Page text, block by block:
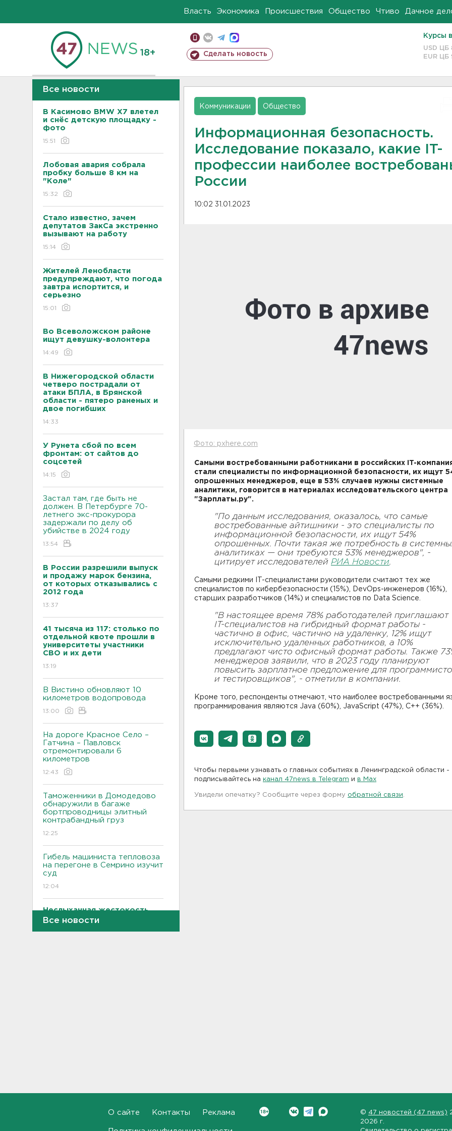
Власть Экономика Происшествия Общество Чтиво Дачное
18+ Сделать новость
Курсы
USD ЦБ
EUR ЦБ
Все новости
В Касимово BMW X7 влетел
и снёс детскую площадку -
фото
15:51
Лобовая авария собрала
пробку больше 8 км на
"Коле"
15:32
Стало известно, зачем
депутатов ЗакСа экстренно
вызывают на работу
15:14
Жителей Ленобласти
предупреждают, что погода
завтра испортится, и
серьезно
15:01
Во Всеволожском районе
ищут девушку-волонтера
14:49
В Нижегородской области
четверо пострадали от
атаки БПЛА, в Брянской
области - пятеро раненых и
двое погибших
14:33
У Рунета сбой по всем
фронтам: от сайтов до
соцсетей
14:15
Застал там, где быть не
должен. В Петербурге 70-
летнего экс-прокурора
задержали по делу об
убийстве в 2024 году
13:54
В России разрешили выпуск
и продажу марок бензина,
от которых отказывались с
2012 года
13:37
41 тысяча из 117: столько по
отдельной квоте прошли в
университеты участники
СВО и их дети
13:19
В Вистино обновляют 10
километров водопровода
13:00
На дороге Красное Село –
Гатчина – Павловск
отремонтировали 6
километров
12:43
Таможенники в Домодедово
обнаружили в багаже
бортпроводницы элитный
контрабандный груз
12:25
Гибель машиниста тепловоза
на перегоне в Семрино изучит
суд
12:04
Неслыханная жестокость.
Депутатов ЗакСа
МВД назвало штрафы
оплатить со скидкой: список
Все новости
Коммуникации Общество
Информационная безопасность.
Исследование показало, какие IT-
профессии наиболее
России
10:02 31.01.2023
Фото: pxhere.com
Самыми востребованными работниками в российских IT-
стали специалисты по информационной безопасности, их ищут
опрошенных менеджеров, еще в 53% случаев нужны системные
аналитики, говорится в материалах исследовательского центра
"Зарплаты.ру".
"По данным исследования, оказалось, что самые
востребованные айтишники - это специалисты по
информационной безопасности, их ищут 54%
опрошенных. Почти такая же потребность в
аналитиках — они требуются 53% менеджеров", -
цитирует исследователей РИА Новости.
Самыми редкими IT-специалистами руководители считают тех же
специалистов по кибербезопасности (15%), DevOps-инженеров (16%),
старших разработчиков (14%) и специалистов по Data Science.
"В настоящее время 78% работодателей приглашают
IT-специалистов на гибридный формат работы -
частично в офис, частично на удаленку, 12% ищут
исключительно удаленных работников, а 10%
предлагают чисто офисный формат работы. Также
менеджеров заявили, что в 2023 году планируют
повысить зарплатное предложение для
и тестировщиков", - отметили в компании.
Кроме того, респонденты отмечают, что наиболее востребованными
программирования являются Java (60%), JavaScript (47%), C++ (36%).
Чтобы первыми узнавать о главных событиях в Ленинградской области -
подписывайтесь на канал 47news в Telegram и в Maх
Увидели опечатку? Сообщите через форму обратной связи
О сайте Контакты Реклама © 47 новостей (47 news)
2026 г.